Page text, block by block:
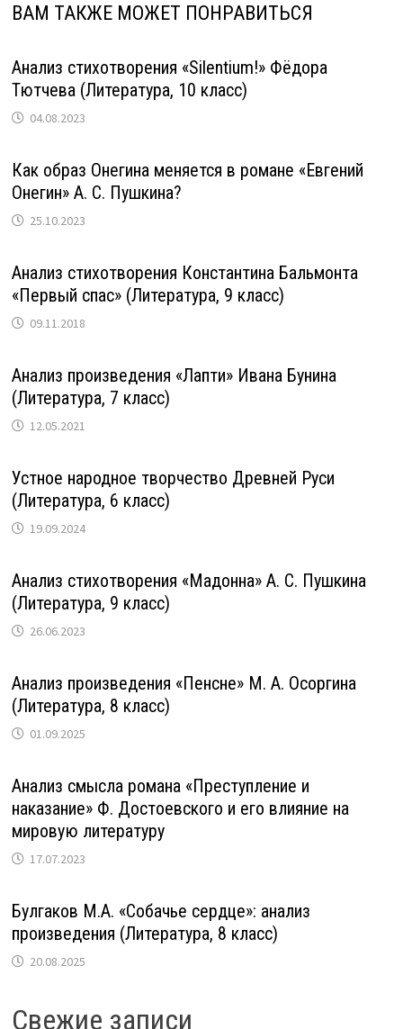
ВАМ ТАКЖЕ МОЖЕТ ПОНРАВИТЬСЯ
Анализ стихотворения «Silentium!» Фёдора
Тютчева (Литература, 10 класс)
04.08.2023
Как образ Онегина меняется в романе «Евгений
Онегин» А. С. Пушкина?
25.10.2023
Анализ стихотворения Константина Бальмонта
«Первый спас» (Литература, 9 класс)
09.11.2018
Анализ произведения «Лапти» Ивана Бунина
(Литература, 7 класс)
12.05.2021
Устное народное творчество Древней Руси
(Литература, 6 класс)
19.09.2024
Анализ стихотворения «Мадонна» А. С. Пушкина
(Литература, 9 класс)
26.06.2023
Анализ произведения «Пенсне» М. А. Осоргина
(Литература, 8 класс)
01.09.2025
Анализ смысла романа «Преступление и
наказание» Ф. Достоевского и его влияние на
мировую литературу
17.07.2023
Булгаков М.А. «Собачье сердце»: анализ
произведения (Литература, 8 класс)
20.08.2025
Свежие записи